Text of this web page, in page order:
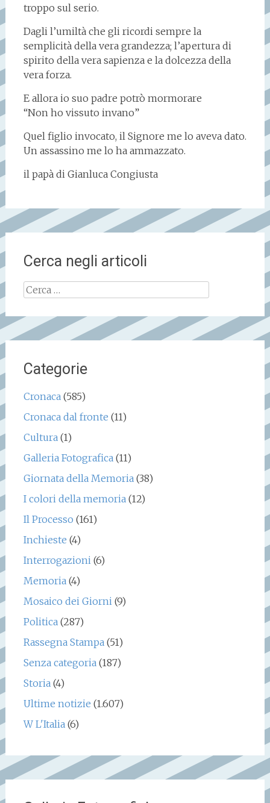
troppo sul serio.
Dagli l’umiltà che gli ricordi sempre la
semplicità della vera grandezza; l’apertura di
spirito della vera sapienza e la dolcezza della
vera forza.
E allora io suo padre potrò mormorare
“Non ho vissuto invano”
Quel figlio invocato, il Signore me lo aveva dato.
Un assassino me lo ha ammazzato.
il papà di Gianluca Congiusta
Cerca negli articoli
Ricerca
per:
Categorie
Cronaca (585)
Cronaca dal fronte (11)
Cultura (1)
Galleria Fotografica (11)
Giornata della Memoria (38)
I colori della memoria (12)
Il Processo (161)
Inchieste (4)
Interrogazioni (6)
Memoria (4)
Mosaico dei Giorni (9)
Politica (287)
Rassegna Stampa (51)
Senza categoria (187)
Storia (4)
Ultime notizie (1.607)
W L'Italia (6)